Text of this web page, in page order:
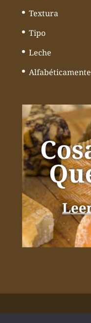
Textura
Tipo
Leche
Alfabéticamente